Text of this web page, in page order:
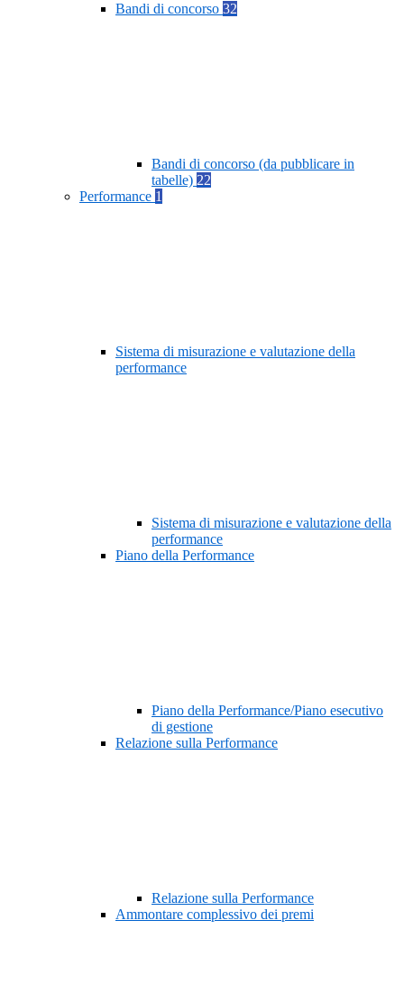
Bandi di concorso 32
Bandi di concorso (da pubblicare in
tabelle) 22
Performance 1
Sistema di misurazione e valutazione della
performance
Sistema di misurazione e valutazione della
performance
Piano della Performance
Piano della Performance/Piano esecutivo
di gestione
Relazione sulla Performance
Relazione sulla Performance
Ammontare complessivo dei premi